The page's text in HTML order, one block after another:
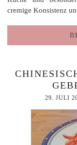
cremige Konsistenz
29. JULI